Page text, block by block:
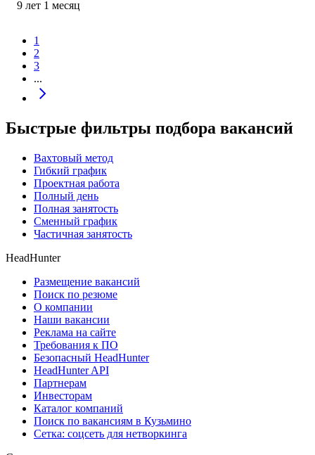
9 лет 1 месяц
1
2
3
...
Быстрые фильтры подбора вакансий
Вахтовый метод
Гибкий график
Проектная работа
Полный день
Полная занятость
Сменный график
Частичная занятость
HeadHunter
Размещение вакансий
Поиск по резюме
О компании
Наши вакансии
Реклама на сайте
Требования к ПО
Безопасный HeadHunter
HeadHunter API
Партнерам
Инвесторам
Каталог компаний
Поиск по вакансиям в Кузьмино
Сетка: соцсеть для нетворкинга